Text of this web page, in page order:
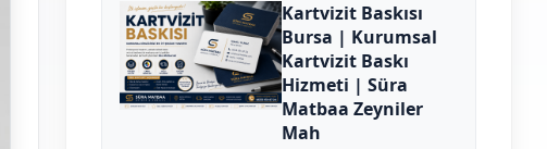
Kartvizit Baskısı
Bursa | Kurumsal
Kartvizit Baskı
Hizmeti | Süra
Matbaa Zeyniler
Mah